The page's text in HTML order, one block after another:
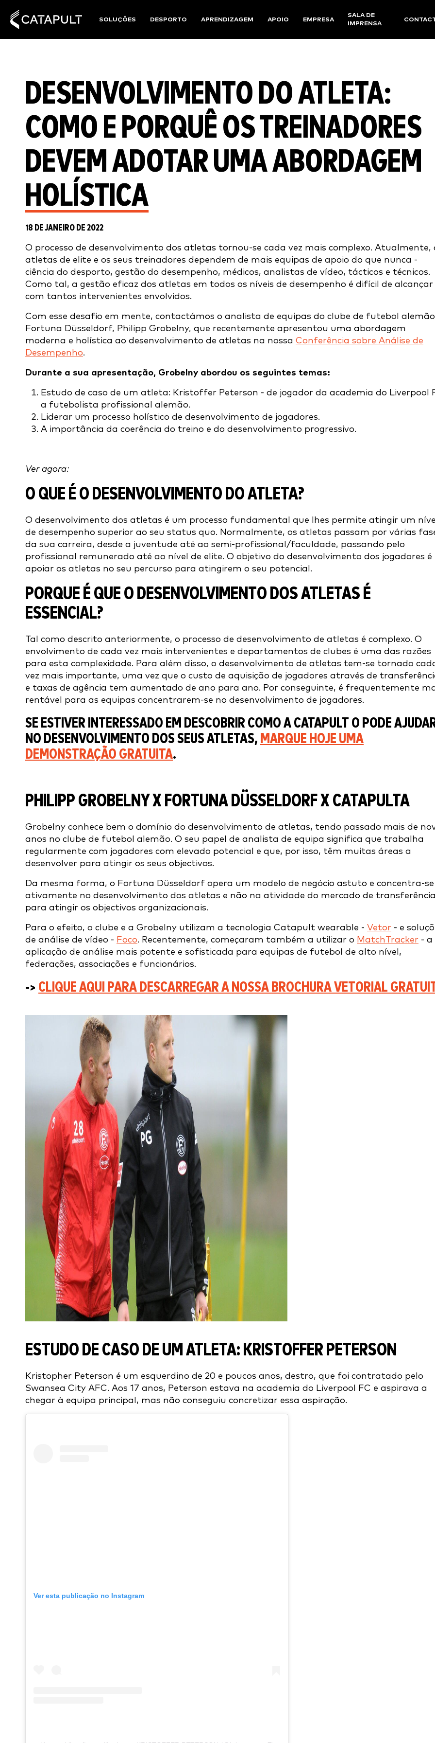
SOLUÇÕES DESPORTO APRENDIZAGEM APOIO EMPRESA
SALA DE
IMPRENSA
DESENVOLVIMENTO DO ATLETA:
COMO E PORQUÊ OS TREINADORES
DEVEM ADOTAR UMA ABORDAGEM
HOLÍSTICA
18 DE JANEIRO DE 2022
O processo de desenvolvimento dos atletas tornou-se cada vez mais complexo. Atualmente,
atletas de elite e os seus treinadores dependem de mais equipas de apoio do que nunca -
ciência do desporto, gestão do desempenho, médicos, analistas de vídeo, tácticos e técnicos.
Como tal, a gestão eficaz dos atletas em todos os níveis de desempenho é difícil de alcançar
com tantos intervenientes envolvidos.
Com esse desafio em mente, contactámos o analista de equipas do clube de futebol alemão
Fortuna Düsseldorf, Philipp Grobelny, que recentemente apresentou uma abordagem
moderna e holística ao desenvolvimento de atletas na nossa Conferência sobre Análise de
Desempenho.
Durante a sua apresentação, Grobelny abordou os seguintes temas:
Estudo de caso de um atleta: Kristoffer Peterson - de jogador da academia do Liverpool
a futebolista profissional alemão.
Liderar um processo holístico de desenvolvimento de jogadores.
A importância da coerência do treino e do desenvolvimento progressivo.
Ver agora:
O QUE É O DESENVOLVIMENTO DO ATLETA?
O desenvolvimento dos atletas é um processo fundamental que lhes permite atingir um
de desempenho superior ao seu status quo. Normalmente, os atletas passam por várias
da sua carreira, desde a juventude até ao semi-profissional/faculdade, passando pelo
profissional remunerado até ao nível de elite. O objetivo do desenvolvimento dos jogadores é
apoiar os atletas no seu percurso para atingirem o seu potencial.
PORQUE É QUE O DESENVOLVIMENTO DOS ATLETAS É
ESSENCIAL?
Tal como descrito anteriormente, o processo de desenvolvimento de atletas é complexo. O
envolvimento de cada vez mais intervenientes e departamentos de clubes é uma das razões
para esta complexidade. Para além disso, o desenvolvimento de atletas tem-se tornado
vez mais importante, uma vez que o custo de aquisição de jogadores através de
e taxas de agência tem aumentado de ano para ano. Por conseguinte, é frequentemente
rentável para as equipas concentrarem-se no desenvolvimento de jogadores.
SE ESTIVER INTERESSADO EM DESCOBRIR COMO A CATAPULT O PODE
NO DESENVOLVIMENTO DOS SEUS ATLETAS, MARQUE HOJE UMA
DEMONSTRAÇÃO GRATUITA.
PHILIPP GROBELNY X FORTUNA DÜSSELDORF X CATAPULTA
Grobelny conhece bem o domínio do desenvolvimento de atletas, tendo passado mais de
anos no clube de futebol alemão. O seu papel de analista de equipa significa que trabalha
regularmente com jogadores com elevado potencial e que, por isso, têm muitas áreas a
desenvolver para atingir os seus objectivos.
Da mesma forma, o Fortuna Düsseldorf opera um modelo de negócio astuto e concentra-se
ativamente no desenvolvimento dos atletas e não na atividade do mercado de
para atingir os objectivos organizacionais.
Para o efeito, o clube e a Grobelny utilizam a tecnologia Catapult wearable - Vetor - e
de análise de vídeo - Foco. Recentemente, começaram também a utilizar o MatchTracker - a
aplicação de análise mais potente e sofisticada para equipas de futebol de alto nível,
federações, associações e funcionários.
-> CLIQUE AQUI PARA DESCARREGAR A NOSSA BROCHURA VETORIAL
ESTUDO DE CASO DE UM ATLETA: KRISTOFFER PETERSON
Kristopher Peterson é um esquerdino de 20 e poucos anos, destro, que foi contratado pelo
Swansea City AFC. Aos 17 anos, Peterson estava na academia do Liverpool FC e aspirava a
chegar à equipa principal, mas não conseguiu concretizar essa aspiração.
Ver esta publicação no Instagram